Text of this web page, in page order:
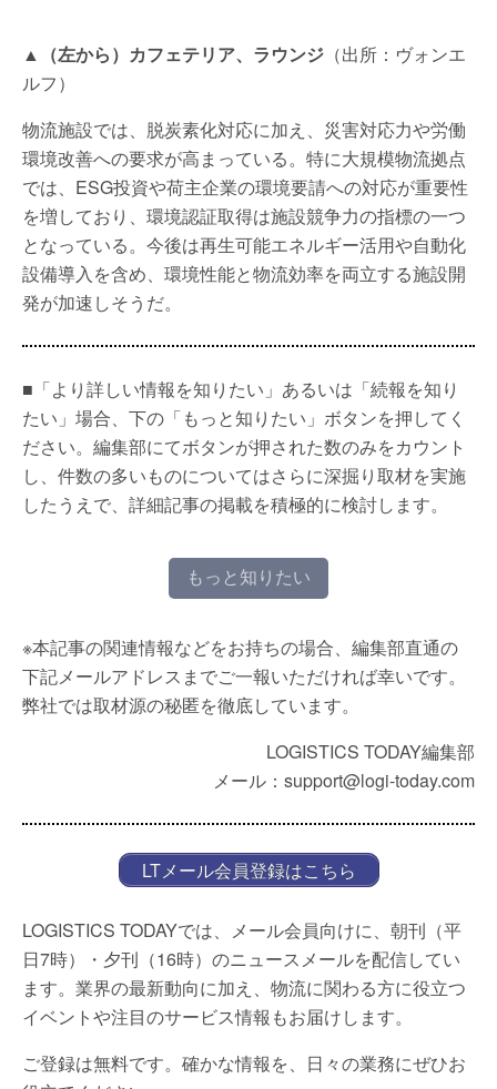
▲（左から）カフェテリア、ラウンジ （出所：ヴォンエ
ルフ）
物流施設では、脱炭素化対応に加え、災害対応力や労働
環境改善への要求が高まっている。特に大規模物流拠点
では、ESG投資や荷主企業の環境要請への対応が重要性
を増しており、環境認証取得は施設競争力の指標の一つ
となっている。今後は再生可能エネルギー活用や自動化
設備導入を含め、環境性能と物流効率を両立する施設開
発が加速しそうだ。
■「より詳しい情報を知りたい」あるいは「続報を知り
たい」場合、下の「もっと知りたい」ボタンを押してく
ださい。編集部にてボタンが押された数のみをカウント
し、件数の多いものについてはさらに深掘り取材を実施
したうえで、詳細記事の掲載を積極的に検討します。
もっと知りたい
※本記事の関連情報などをお持ちの場合、編集部直通の
下記メールアドレスまでご一報いただければ幸いです。
弊社では取材源の秘匿を徹底しています。
LOGISTICS TODAY編集部
メール：support@logi-today.com
LTメール会員登録はこちら
LOGISTICS TODAYでは、メール会員向けに、朝刊（平
日7時）・夕刊（16時）のニュースメールを配信してい
ます。業界の最新動向に加え、物流に関わる方に役立つ
イベントや注目のサービス情報もお届けします。
ご登録は無料です。確かな情報を、日々の業務にぜひお